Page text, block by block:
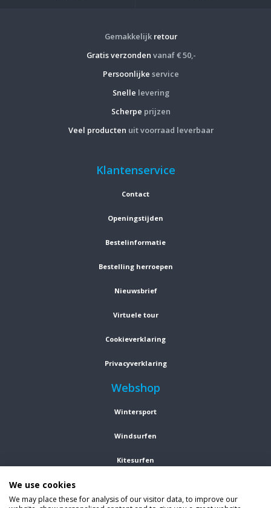
Gemakkelijk retour
Gratis verzonden vanaf € 50,-
Persoonlijke service
Snelle levering
Scherpe prijzen
Veel producten uit voorraad leverbaar
Klantenservice
Contact
Openingstijden
Bestelinformatie
Bestelling herroepen
Nieuwsbrief
Virtuele tour
Cookieverklaring
Privacyverklaring
Webshop
Wintersport
Windsurfen
Kitesurfen
We use cookies
We may place these for analysis of our visitor data, to improve our